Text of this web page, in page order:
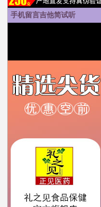
手机留言吉他简试听